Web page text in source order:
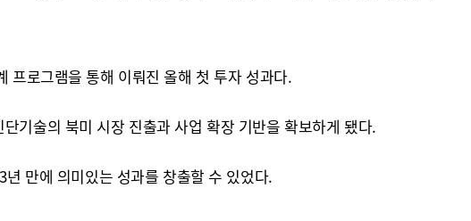
프로그램을 통해 이뤄진 올해 첫 투자 성과다.
기술의 북미 시장 진출과 사업 확장 기반을 확보하게 됐다.
만에 의미있는 성과를 창출할 수 있었다.